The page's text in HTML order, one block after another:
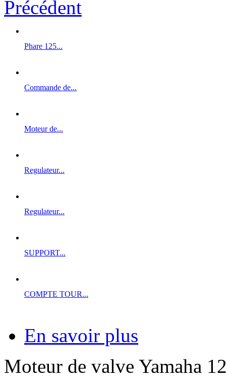
Précédent
Phare 125...
Commande de...
Moteur de...
Regulateur...
Regulateur...
SUPPORT...
COMPTE TOUR...
En savoir plus
Moteur de valve Yamaha